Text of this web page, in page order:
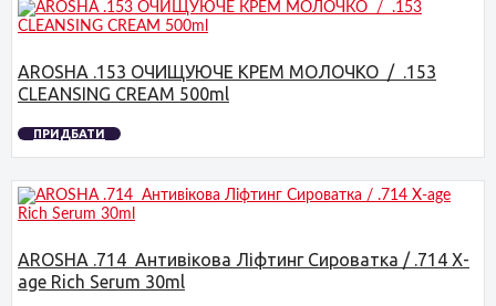
AROSHA .153 ОЧИЩУЮЧЕ КРЕМ МОЛОЧКО / .153
CLEANSING CREAM 500ml
ПРИДБАТИ
AROSHA .714 Антивікова Ліфтинг Сироватка / .714 X-
age Rich Serum 30ml